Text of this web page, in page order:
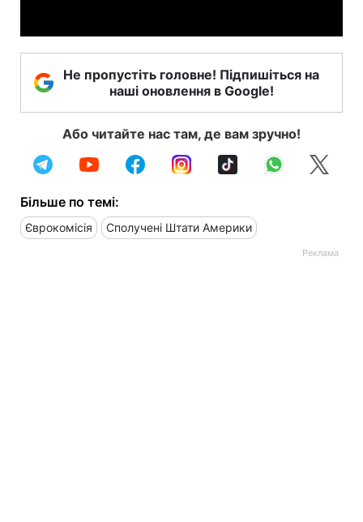
Не пропустіть головне! Підпишіться на
наші оновлення в Google!
Або читайте нас там, де вам зручно!
Більше по темі:
Єврокомісія Сполучені Штати Америки